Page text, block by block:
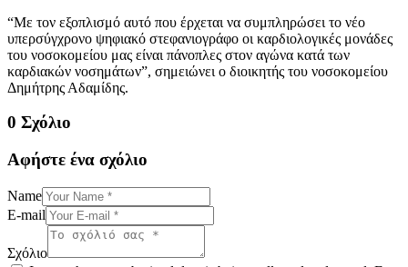
“Με τον εξοπλισμό αυτό που έρχεται να συμπληρώσει το νέο
υπερσύγχρονο ψηφιακό στεφανιογράφο οι καρδιολογικές μονάδες
του νοσοκομείου μας είναι πάνοπλες στον αγώνα κατά των
καρδιακών νοσημάτων”, σημειώνει ο διοικητής του νοσοκομείου
Δημήτρης Αδαμίδης.
0 Σχόλιο
Αφήστε ένα σχόλιο
Name
E-mail
Σχόλιο